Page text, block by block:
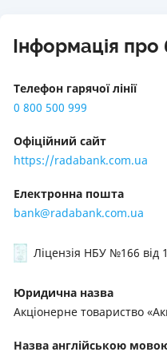
Інформація про
Телефон гарячої лінії
0 800 500 999
Офіційний сайт
https://radabank.com.ua
Електронна пошта
bank@radabank.com.ua
Ліцензія НБУ №166 від
Юридична назва
Акціонерне товариство
Назва англійською